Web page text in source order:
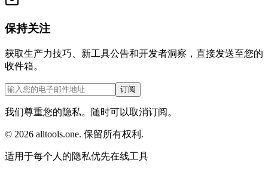
保持关注
获取生产力技巧、新工具公告和开发者洞察，直接发送至您的
收件箱。
订阅
我们尊重您的隐私。随时可以取消订阅。
© 2026 alltools.one. 保留所有权利 .
适用于每个人的隐私优先在线工具